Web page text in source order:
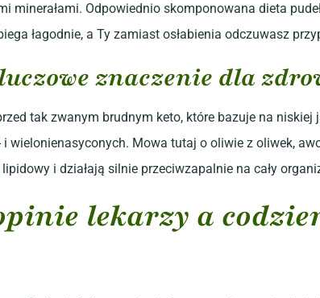
minerałami. Odpowiednio skomponowana dieta
łagodnie, a Ty zamiast osłabienia odczuwasz
znaczenie dla
tak zwanym brudnym keto, które bazuje na
Mowa tutaj o oliwie z oliwek,
i działają silnie przeciwzapalnie na cały
lekarzy a